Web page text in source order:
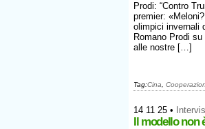
Prodi: “Contro
premier:
olimpici invernali
Romano Prodi
alle nostre […]
Tag:Cina
14 11 25 •
Il modello non